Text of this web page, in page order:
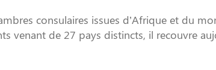
consulaires issues d’Afrique et du
venant de 27 pays distincts, il recouvre